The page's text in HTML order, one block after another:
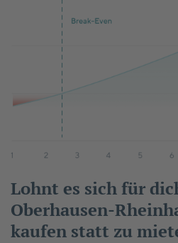
Lohnt es sich für
Oberhausen-
kaufen statt zu